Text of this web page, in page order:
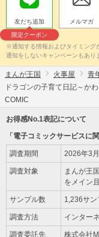
友だち追加
限定クーポン
メルマガ
※通知する情報およびタイミング
通知をしないキャンペーンもあり
まんが王国 火事屋 青
ドラゴンの子育て日記～か
COMIC
お得感No.1表記について
「電子コミックサービスに
調査期間 2026年3
調査対象
まんが王
をメイン
サンプル数 1,236サン
調査方法 インター
調査委託先 株式会社